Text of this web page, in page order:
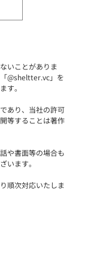
いことがありま
@sheltter.vc」を
す。
あり、当社の許可
等することは著作
や書面等の場合も
います。
順次対応いたしま